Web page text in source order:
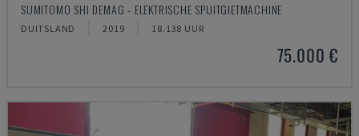
SUMITOMO SHI DEMAG - ELEKTRISCHE SPUITGIETMACHINE
DUITSLAND 2019 18.138 UUR
75.000 €